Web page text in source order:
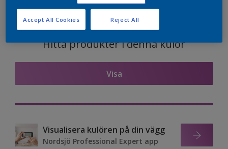
Hitta produkter i denna kulör
Visa
Visualisera kulören på din vägg
Nordsjö Professional Expert app
Reject All
Accept All Cookies